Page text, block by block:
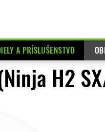
A PRÍSLUŠENSTVO
H2